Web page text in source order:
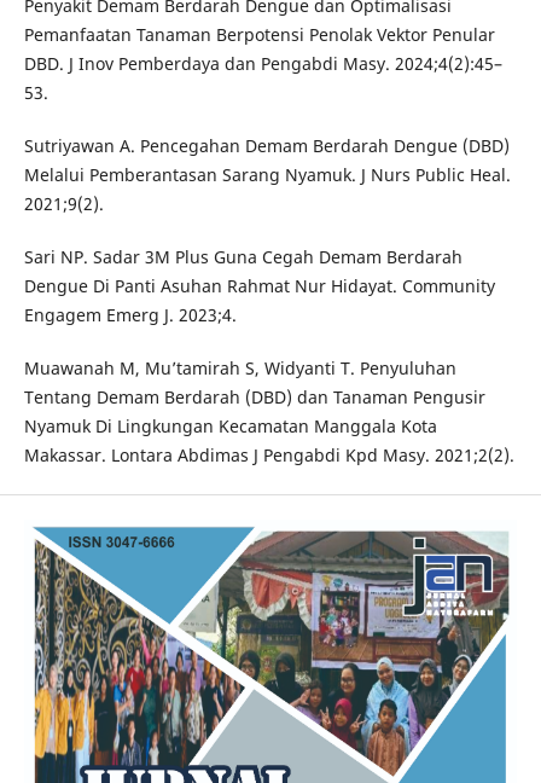
Penyakit Demam Berdarah Dengue dan Optimalisasi
Pemanfaatan Tanaman Berpotensi Penolak Vektor Penular
DBD. J Inov Pemberdaya dan Pengabdi Masy. 2024;4(2):45–
53.
Sutriyawan A. Pencegahan Demam Berdarah Dengue (DBD)
Melalui Pemberantasan Sarang Nyamuk. J Nurs Public Heal.
2021;9(2).
Sari NP. Sadar 3M Plus Guna Cegah Demam Berdarah
Dengue Di Panti Asuhan Rahmat Nur Hidayat. Community
Engagem Emerg J. 2023;4.
Muawanah M, Mu’tamirah S, Widyanti T. Penyuluhan
Tentang Demam Berdarah (DBD) dan Tanaman Pengusir
Nyamuk Di Lingkungan Kecamatan Manggala Kota
Makassar. Lontara Abdimas J Pengabdi Kpd Masy. 2021;2(2).